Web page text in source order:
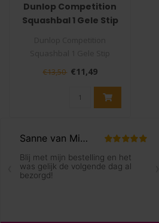
Dunlop Competition
Squashbal 1 Gele Stip
De Dunlop Competition
Squashbal is de ..
€13,50 €11,49